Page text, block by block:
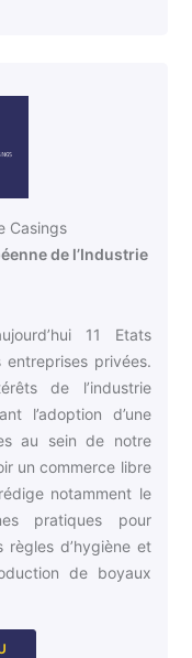
Casings
de l’Industrie
11 Etats
privées.
de l’industrie
l’adoption d’une
au sein de notre
un commerce libre
notamment le
pratiques pour
règles d’hygiène et
de boyaux